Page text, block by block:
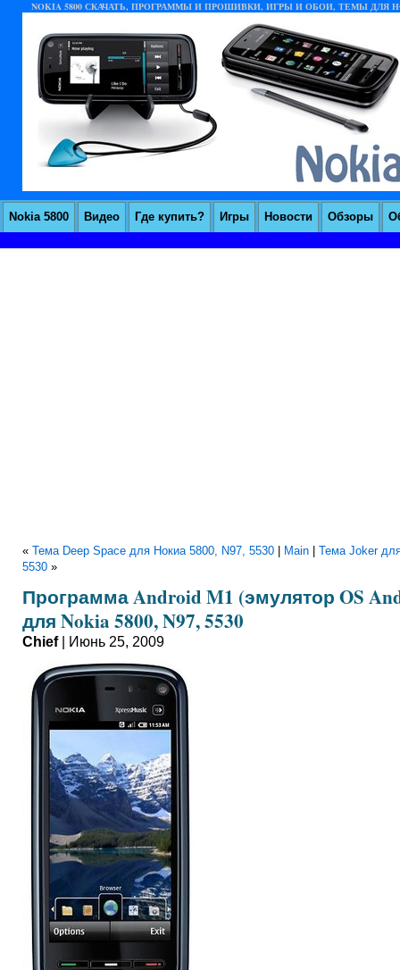
NOKIA 5800 СКАЧАТЬ, ПРОГРАММЫ И ПРОШИВКИ, ИГРЫ И ОБОИ, ТЕМЫ ДЛЯ
Nokia 5800 Видео Где купить? Игры Новости Обзоры
« Тема Deep Space для Нокиа 5800, N97, 5530 Main
Тема Joker
5530 »
Программа Android M1 (эмулятор OS
для Nokia 5800, N97, 5530
Chief| Июнь 25, 2009